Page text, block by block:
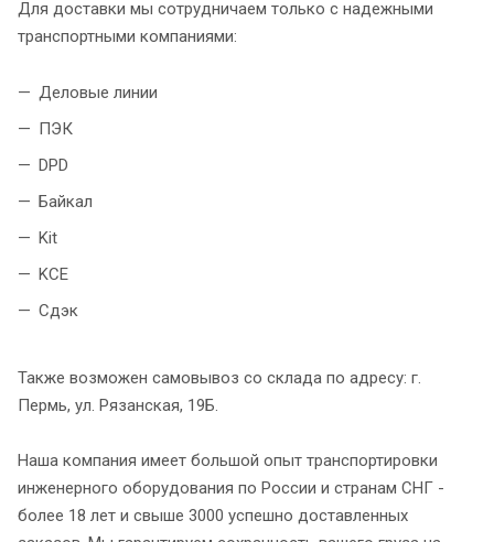
Для доставки мы сотрудничаем только с надежными
транспортными компаниями:
Деловые линии
ПЭК
DPD
Байкал
Kit
KCE
Сдэк
Также возможен самовывоз со склада по адресу: г.
Пермь, ул. Рязанская, 19Б.
Наша компания имеет большой опыт транспортировки
инженерного оборудования по России и странам СНГ -
более 18 лет и свыше 3000 успешно доставленных